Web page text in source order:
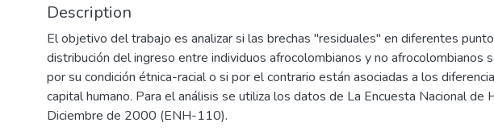
Description
El objetivo del trabajo es analizar si las brechas "residuales" en diferentes
distribución del ingreso entre individuos afrocolombianos y no afrocolombianos
por su condición étnica-racial o si por el contrario están asociadas a los
capital humano. Para el análisis se utiliza los datos de La Encuesta Nacional de
Diciembre de 2000 (ENH-110).